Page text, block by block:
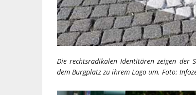
Die rechtsradikalen Identitären zeigen der
dem Burgplatz zu ihrem Logo um. Foto: